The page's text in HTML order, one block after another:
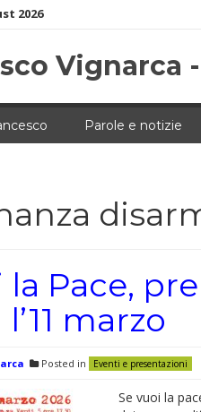
2026
Vignarca
Parole e notizie
la Pace,
marzo
Posted in Eventi e presentazioni
Se vuoi la